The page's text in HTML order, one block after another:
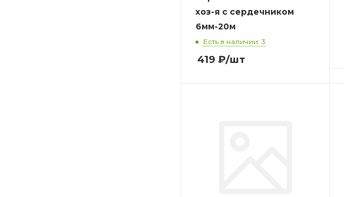
хоз-я с сердечником
6мм-20м
Есть в наличии: 3
419 ₽/шт